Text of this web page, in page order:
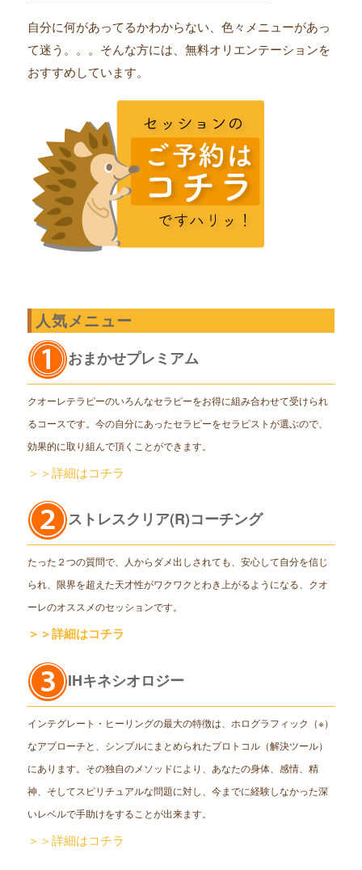
自分に何があってるかわからない、色々メニューがあっ
て迷う。。。そんな方には、無料オリエンテーションを
おすすめしています。
人気メニュー
おまかせプレミアム
クオーレテラピーのいろんなセラピーをお得に組み合わせて受けられ
るコースです。今の自分にあったセラピーをセラピストが選ぶので、
効果的に取り組んで頂くことができます。
＞＞詳細はコチラ
ストレスクリア(R)コーチング
たった２つの質問で、人からダメ出しされても、安心して自分を信じ
られ、限界を超えた天才性がワクワクとわき上がるようになる、クオ
ーレのオススメのセッションです。
＞＞詳細はコチラ
IHキネシオロジー
インテグレート・ヒーリングの最大の特徴は、ホログラフィック（※）
なアプローチと、シンプルにまとめられたプロトコル（解決ツール）
にあります。その独自のメソッドにより、あなたの身体、感情、精
神、そしてスピリチュアルな問題に対し、今までに経験しなかった深
いレベルで手助けをすることが出来ます。
＞＞詳細はコチラ